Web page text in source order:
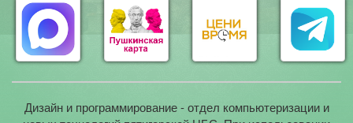
Дизайн и программирование - отдел компьютеризации и